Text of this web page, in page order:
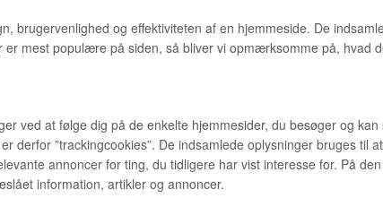
brugervenlighed og effektiviteten af en hjemmeside. De
er mest populære på siden, så bliver vi opmærksomme på, hvad
ved at følge dig på de enkelte hjemmesider, du besøger og
derfor ”trackingcookies”. De indsamlede oplysninger bruges til
annoncer for ting, du tidligere har vist interesse for. På
information, artikler og annoncer.